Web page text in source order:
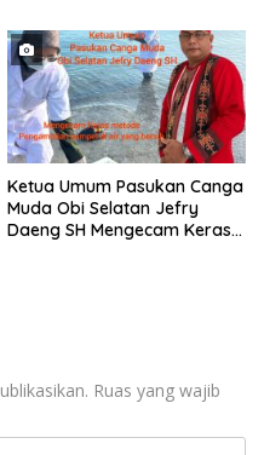
Ketua Umum Pasukan Canga
Muda Obi Selatan Jefry
Daeng SH Mengecam Keras
Ruas yang wajib